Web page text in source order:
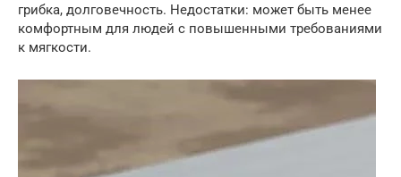
грибка, долговечность. Недостатки: может быть менее
комфортным для людей с повышенными требованиями
к мягкости.